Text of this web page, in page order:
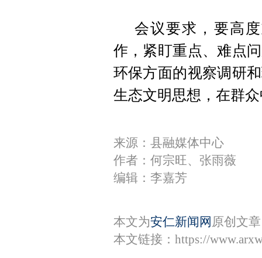
会议要求，要高
作，紧盯重点、难点
环保方面的视察调研
生态文明思想，在群
来源：县融媒体中心
作者：何宗旺、张雨薇
编辑：李嘉芳
本文为安仁新闻网 原创文
本文链接： https://